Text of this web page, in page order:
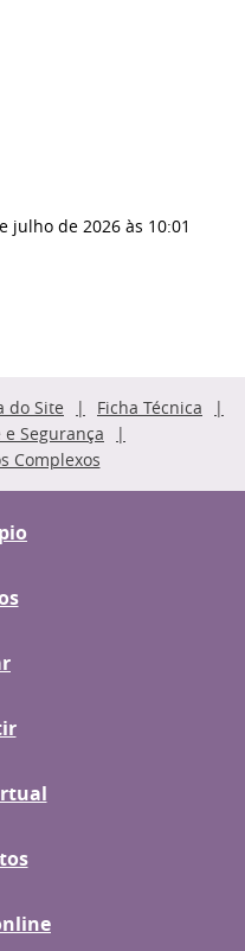
julho de 2026 às 10:01
do Site
Ficha Técnica
Segurança
Complexos